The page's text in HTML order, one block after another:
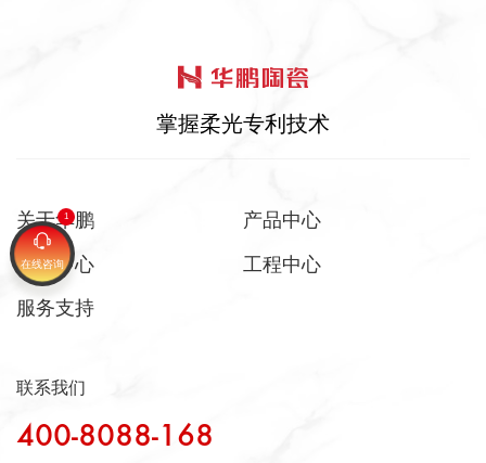
掌握柔光专利技术
关于华鹏 产品中心
新闻中心 工程中心
服务支持
联系我们
400-8088-168
在线咨询